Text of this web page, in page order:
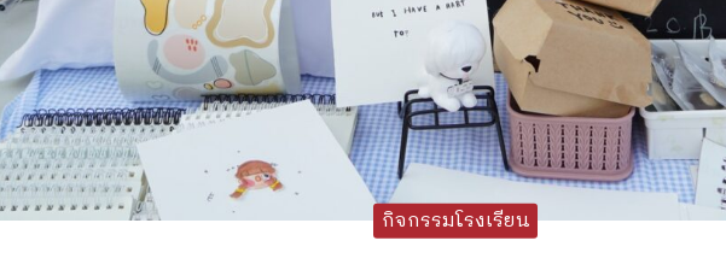
กิจกรรมโรงเรียน